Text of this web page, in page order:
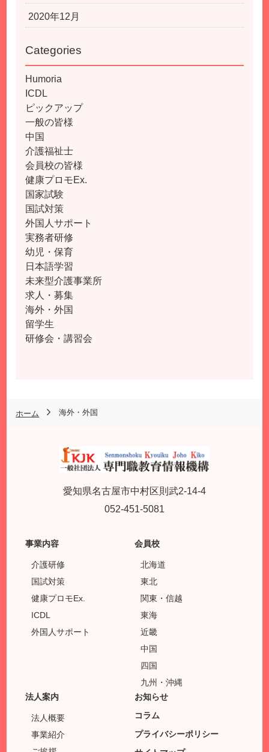
2020年12月
Categories
Humoria
ICDL
ピックアップ
一般の皆様
中国
介護福祉士
会員校の皆様
健康プロモEx.
国家試験
国試対策
外国人サポート
実務者研修
幼児・保育
日本語学習
未来型介護事業所
求人・募集
海外・外国
留学生
研修会・講習会
ホーム 海外・外国
愛知県名古屋市中村区則武2-14-4
052-451-5081
事業内容
介護研修
国試対策
健康プロモEx.
ICDL
外国人サポート
会員校
北海道
東北
関東・信越
東海
近畿
中国
四国
九州・沖縄
法人案内
法人概要
事業紹介
お知らせ
コラム
プライバシーポリシー